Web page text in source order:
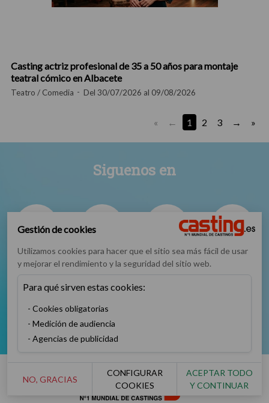
Casting actriz profesional de 35 a 50 años para montaje
teatral cómico en Albacete
Teatro / Comedia Del 30/07/2026 al 09/08/2026
« 1 2 3 »
Siguenos en
Facebook Instagram TikTok
YouTube
Gestión de cookies
Utilizamos cookies para hacer que el sitio sea más fácil de usar
y mejorar el rendimiento y la seguridad del sitio web.
Para qué sirven estas cookies:
Cookies obligatorias
Medición de audiencia
Agencias de publicidad
NO, GRACIAS
CONFIGURAR
COOKIES
ACEPTAR TODO
Y CONTINUAR